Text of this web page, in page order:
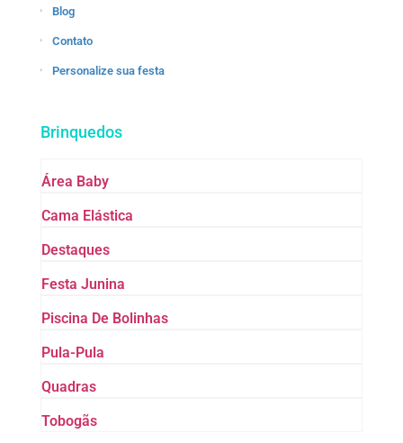
Blog
Contato
Personalize sua festa
Brinquedos
Área Baby
Cama Elástica
Destaques
Festa Junina
Piscina De Bolinhas
Pula-Pula
Quadras
Tobogãs